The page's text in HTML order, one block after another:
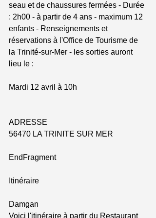
seau et de chaussures fermées - Durée
: 2h00 - à partir de 4 ans - maximum 12
enfants - Renseignements et
réservations à l'Office de Tourisme de
la Trinité-sur-Mer - les sorties auront
lieu le :
Mardi 12 avril à 10h
ADRESSE
56470 LA TRINITE SUR MER
EndFragment
Itinéraire
Damgan
Voici l'itinéraire à partir du Restaurant